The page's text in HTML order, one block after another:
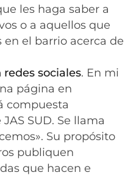
les haga saber a
o a aquellos que
el barrio acerca de
sociales. En mi
página en
compuesta
SUD. Se llama
Su propósito
publiquen
que hacen e